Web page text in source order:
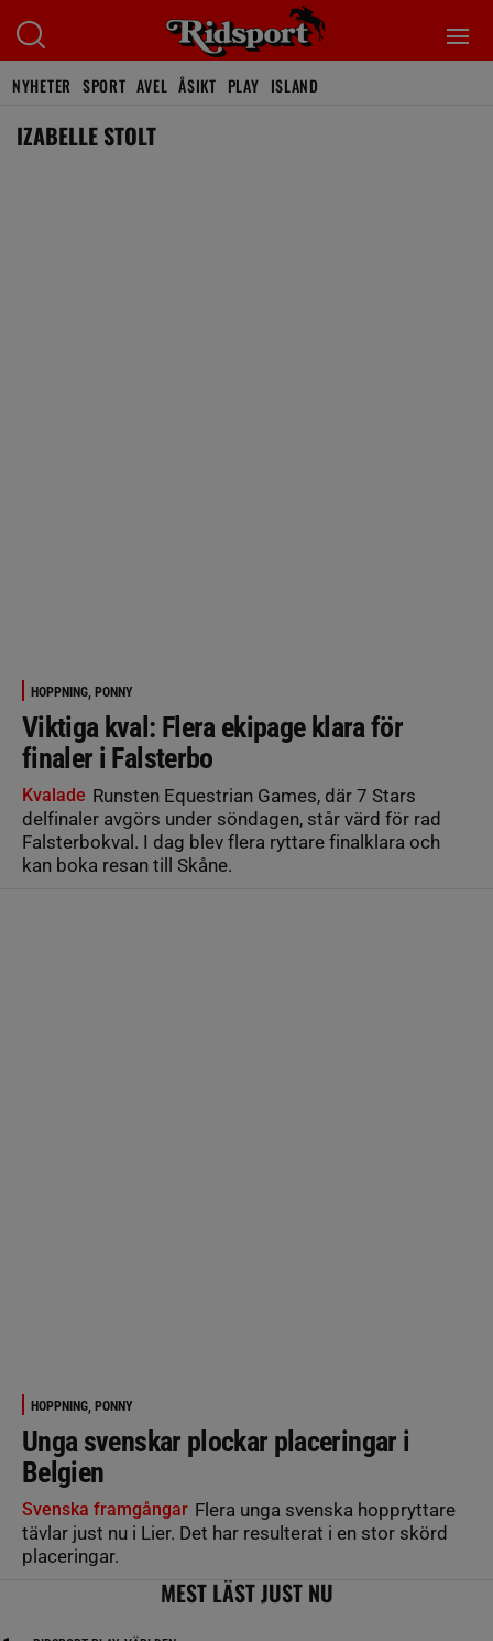
NYHETER SPORT AVEL ÅSIKT PLAY ISLAND
IZABELLE STOLT
HOPPNING, PONNY
Viktiga kval: Flera ekipage klara för
finaler i Falsterbo
Kvalade Runsten Equestrian Games, där 7 Stars
delfinaler avgörs under söndagen, står värd för rad
Falsterbokval. I dag blev flera ryttare finalklara och
kan boka resan till Skåne.
HOPPNING, PONNY
Unga svenskar plockar placeringar i
Belgien
Svenska framgångar Flera unga svenska hoppryttare
tävlar just nu i Lier. Det har resulterat i en stor skörd
placeringar.
MEST LÄST JUST NU